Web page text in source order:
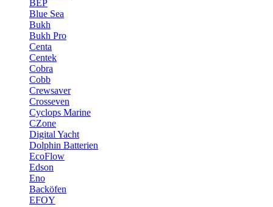
BEP
Blue Sea
Bukh
Bukh Pro
Centa
Centek
Cobra
Cobb
Crewsaver
Crosseven
Cyclops Marine
CZone
Digital Yacht
Dolphin Batterien
EcoFlow
Edson
Eno
Backöfen
EFOY